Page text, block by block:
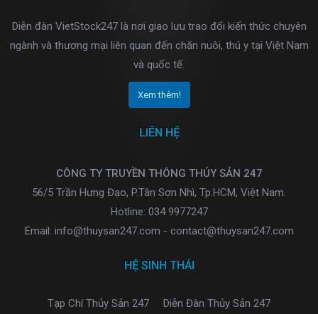
Diễn đàn VietStock247 là nơi giao lưu trao đổi kiến thức chuyên
ngành và thương mại liên quan đến chăn nuôi, thú y tại Việt Nam
và quốc tế.
Xem thêm!
LIÊN HỆ
CÔNG TY TRUYỀN THÔNG THỦY SẢN 247
56/5 Trần Hưng Đạo, P.Tân Sơn Nhì, Tp.HCM, Việt Nam.
Hotline: 034 9977247
Email: info@thuysan247.com - contact@thuysan247.com
HỆ SINH THÁI
Tạp Chí Thủy Sản 247 Diễn Đàn Thủy Sản 247